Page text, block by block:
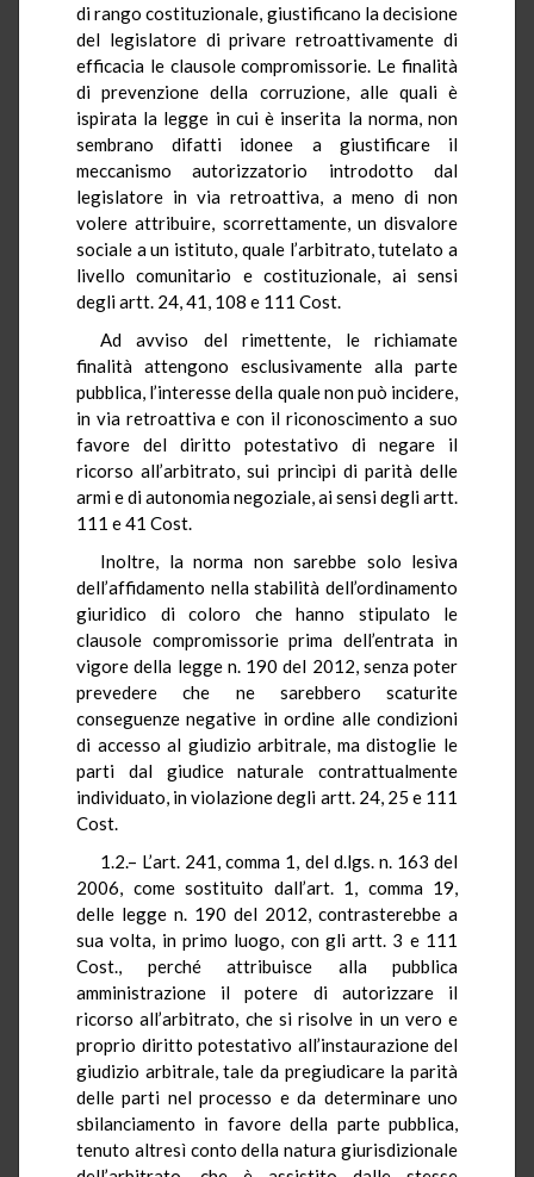
di rango costituzionale, giustificano la decisione
del legislatore di privare retroattivamente di
efficacia le clausole compromissorie. Le finalità
di prevenzione della corruzione, alle quali è
ispirata la legge in cui è inserita la norma, non
sembrano difatti idonee a giustificare il
meccanismo autorizzatorio introdotto dal
legislatore in via retroattiva, a meno di non
volere attribuire, scorrettamente, un disvalore
sociale a un istituto, quale l’arbitrato, tutelato a
livello comunitario e costituzionale, ai sensi
degli artt. 24, 41, 108 e 111 Cost.
Ad avviso del rimettente, le richiamate
finalità attengono esclusivamente alla parte
pubblica, l’interesse della quale non può incidere,
in via retroattiva e con il riconoscimento a suo
favore del diritto potestativo di negare il
ricorso all’arbitrato, sui princìpi di parità delle
armi e di autonomia negoziale, ai sensi degli artt.
111 e 41 Cost.
Inoltre, la norma non sarebbe solo lesiva
dell’affidamento nella stabilità dell’ordinamento
giuridico di coloro che hanno stipulato le
clausole compromissorie prima dell’entrata in
vigore della legge n. 190 del 2012, senza poter
prevedere che ne sarebbero scaturite
conseguenze negative in ordine alle condizioni
di accesso al giudizio arbitrale, ma distoglie le
parti dal giudice naturale contrattualmente
individuato, in violazione degli artt. 24, 25 e 111
Cost.
1.2.– L’art. 241, comma 1, del d.lgs. n. 163 del
2006, come sostituito dall’art. 1, comma 19,
delle legge n. 190 del 2012, contrasterebbe a
sua volta, in primo luogo, con gli artt. 3 e 111
Cost., perché attribuisce alla pubblica
amministrazione il potere di autorizzare il
ricorso all’arbitrato, che si risolve in un vero e
proprio diritto potestativo all’instaurazione del
giudizio arbitrale, tale da pregiudicare la parità
delle parti nel processo e da determinare uno
sbilanciamento in favore della parte pubblica,
tenuto altresì conto della natura giurisdizionale